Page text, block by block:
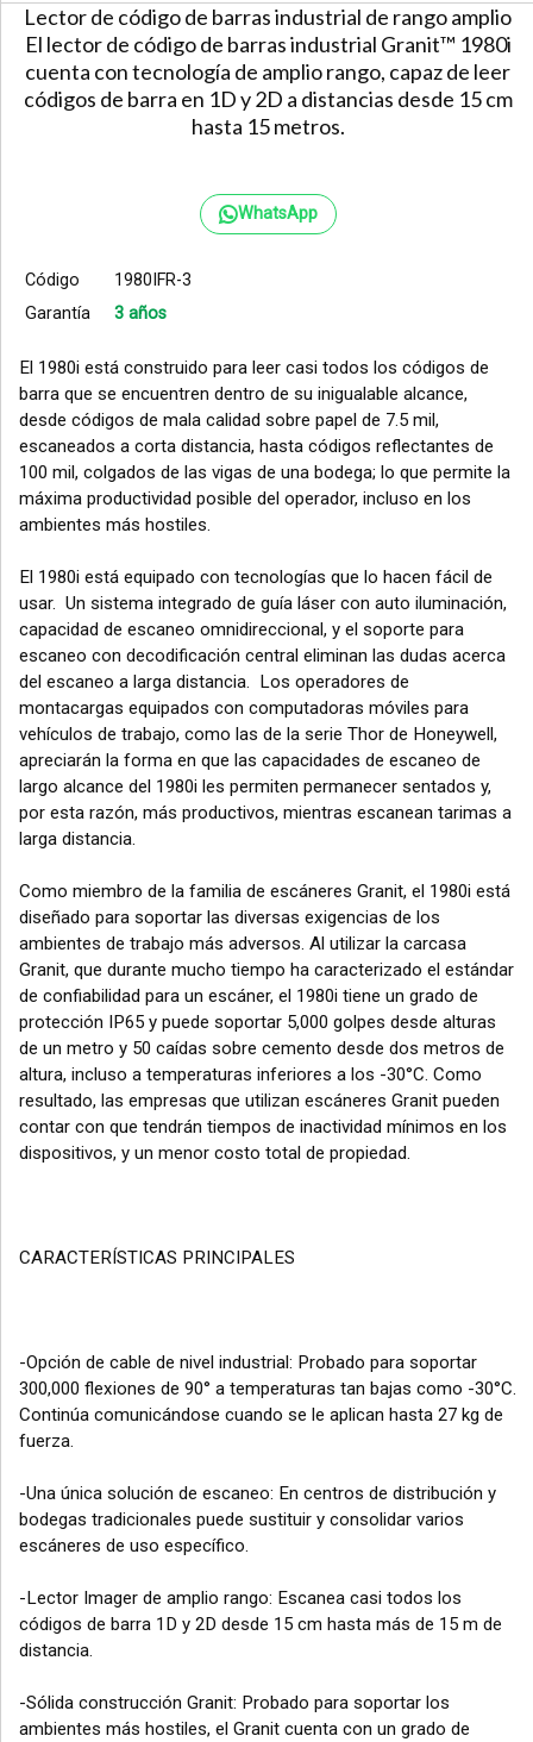
Lector de código de barras industrial de rango amplio
El lector de código de barras industrial Granit™ 1980i
cuenta con tecnología de amplio rango, capaz de leer
códigos de barra en 1D y 2D a distancias desde 15 cm
hasta 15 metros.
WhatsApp
Código
1980IFR-3
Garantía
3 años
El 1980i está construido para leer casi todos los códigos de
barra que se encuentren dentro de su inigualable alcance,
desde códigos de mala calidad sobre papel de 7.5 mil,
escaneados a corta distancia, hasta códigos reflectantes de
100 mil, colgados de las vigas de una bodega; lo que permite la
máxima productividad posible del operador, incluso en los
ambientes más hostiles.
El 1980i está equipado con tecnologías que lo hacen fácil de
usar. Un sistema integrado de guía láser con auto iluminación,
capacidad de escaneo omnidireccional, y el soporte para
escaneo con decodificación central eliminan las dudas acerca
del escaneo a larga distancia. Los operadores de
montacargas equipados con computadoras móviles para
vehículos de trabajo, como las de la serie Thor de Honeywell,
apreciarán la forma en que las capacidades de escaneo de
largo alcance del 1980i les permiten permanecer sentados y,
por esta razón, más productivos, mientras escanean tarimas a
larga distancia.
Como miembro de la familia de escáneres Granit, el 1980i está
diseñado para soportar las diversas exigencias de los
ambientes de trabajo más adversos. Al utilizar la carcasa
Granit, que durante mucho tiempo ha caracterizado el estándar
de confiabilidad para un escáner, el 1980i tiene un grado de
protección IP65 y puede soportar 5,000 golpes desde alturas
de un metro y 50 caídas sobre cemento desde dos metros de
altura, incluso a temperaturas inferiores a los -30°C. Como
resultado, las empresas que utilizan escáneres Granit pueden
contar con que tendrán tiempos de inactividad mínimos en los
dispositivos, y un menor costo total de propiedad.
CARACTERÍSTICAS PRINCIPALES
-Opción de cable de nivel industrial: Probado para soportar
300,000 flexiones de 90° a temperaturas tan bajas como -30°C.
Continúa comunicándose cuando se le aplican hasta 27 kg de
fuerza.
-Una única solución de escaneo: En centros de distribución y
bodegas tradicionales puede sustituir y consolidar varios
escáneres de uso específico.
-Lector Imager de amplio rango: Escanea casi todos los
códigos de barra 1D y 2D desde 15 cm hasta más de 15 m de
distancia.
-Sólida construcción Granit: Probado para soportar los
ambientes más hostiles, el Granit cuenta con un grado de